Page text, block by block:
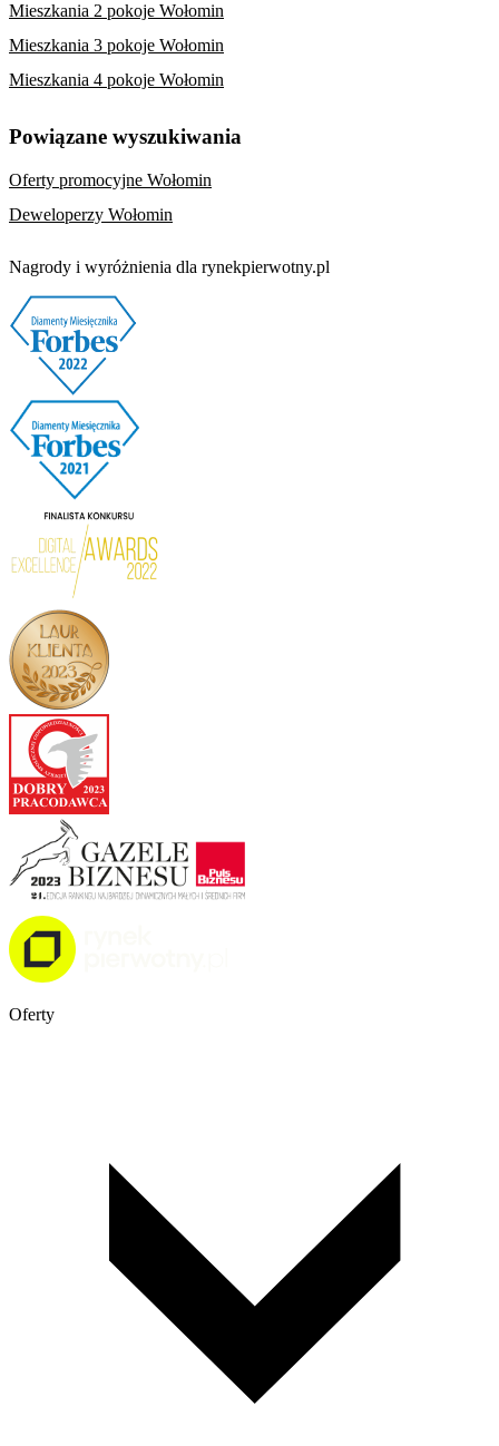
Mieszkania 2 pokoje Wołomin
Mieszkania 3 pokoje Wołomin
Mieszkania 4 pokoje Wołomin
Powiązane wyszukiwania
Oferty promocyjne Wołomin
Deweloperzy Wołomin
Nagrody i wyróżnienia dla rynekpierwotny.pl
Oferty